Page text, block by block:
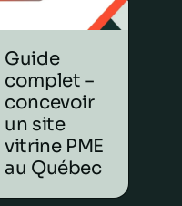
Guide
complet –
concevoir
un site
vitrine PME
au Québec